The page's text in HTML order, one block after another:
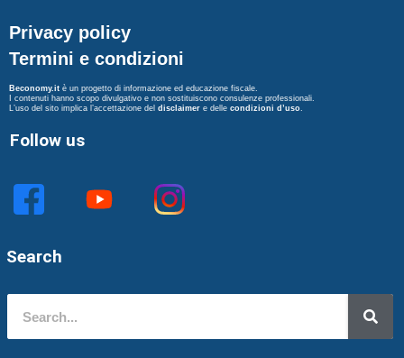
Privacy policy
Termini e condizioni
Beconomy.it è un progetto di informazione ed educazione fiscale.
I contenuti hanno scopo divulgativo e non sostituiscono consulenze professionali.
L’uso del sito implica l’accettazione del disclaimer e delle condizioni d’uso.
Follow us
Search